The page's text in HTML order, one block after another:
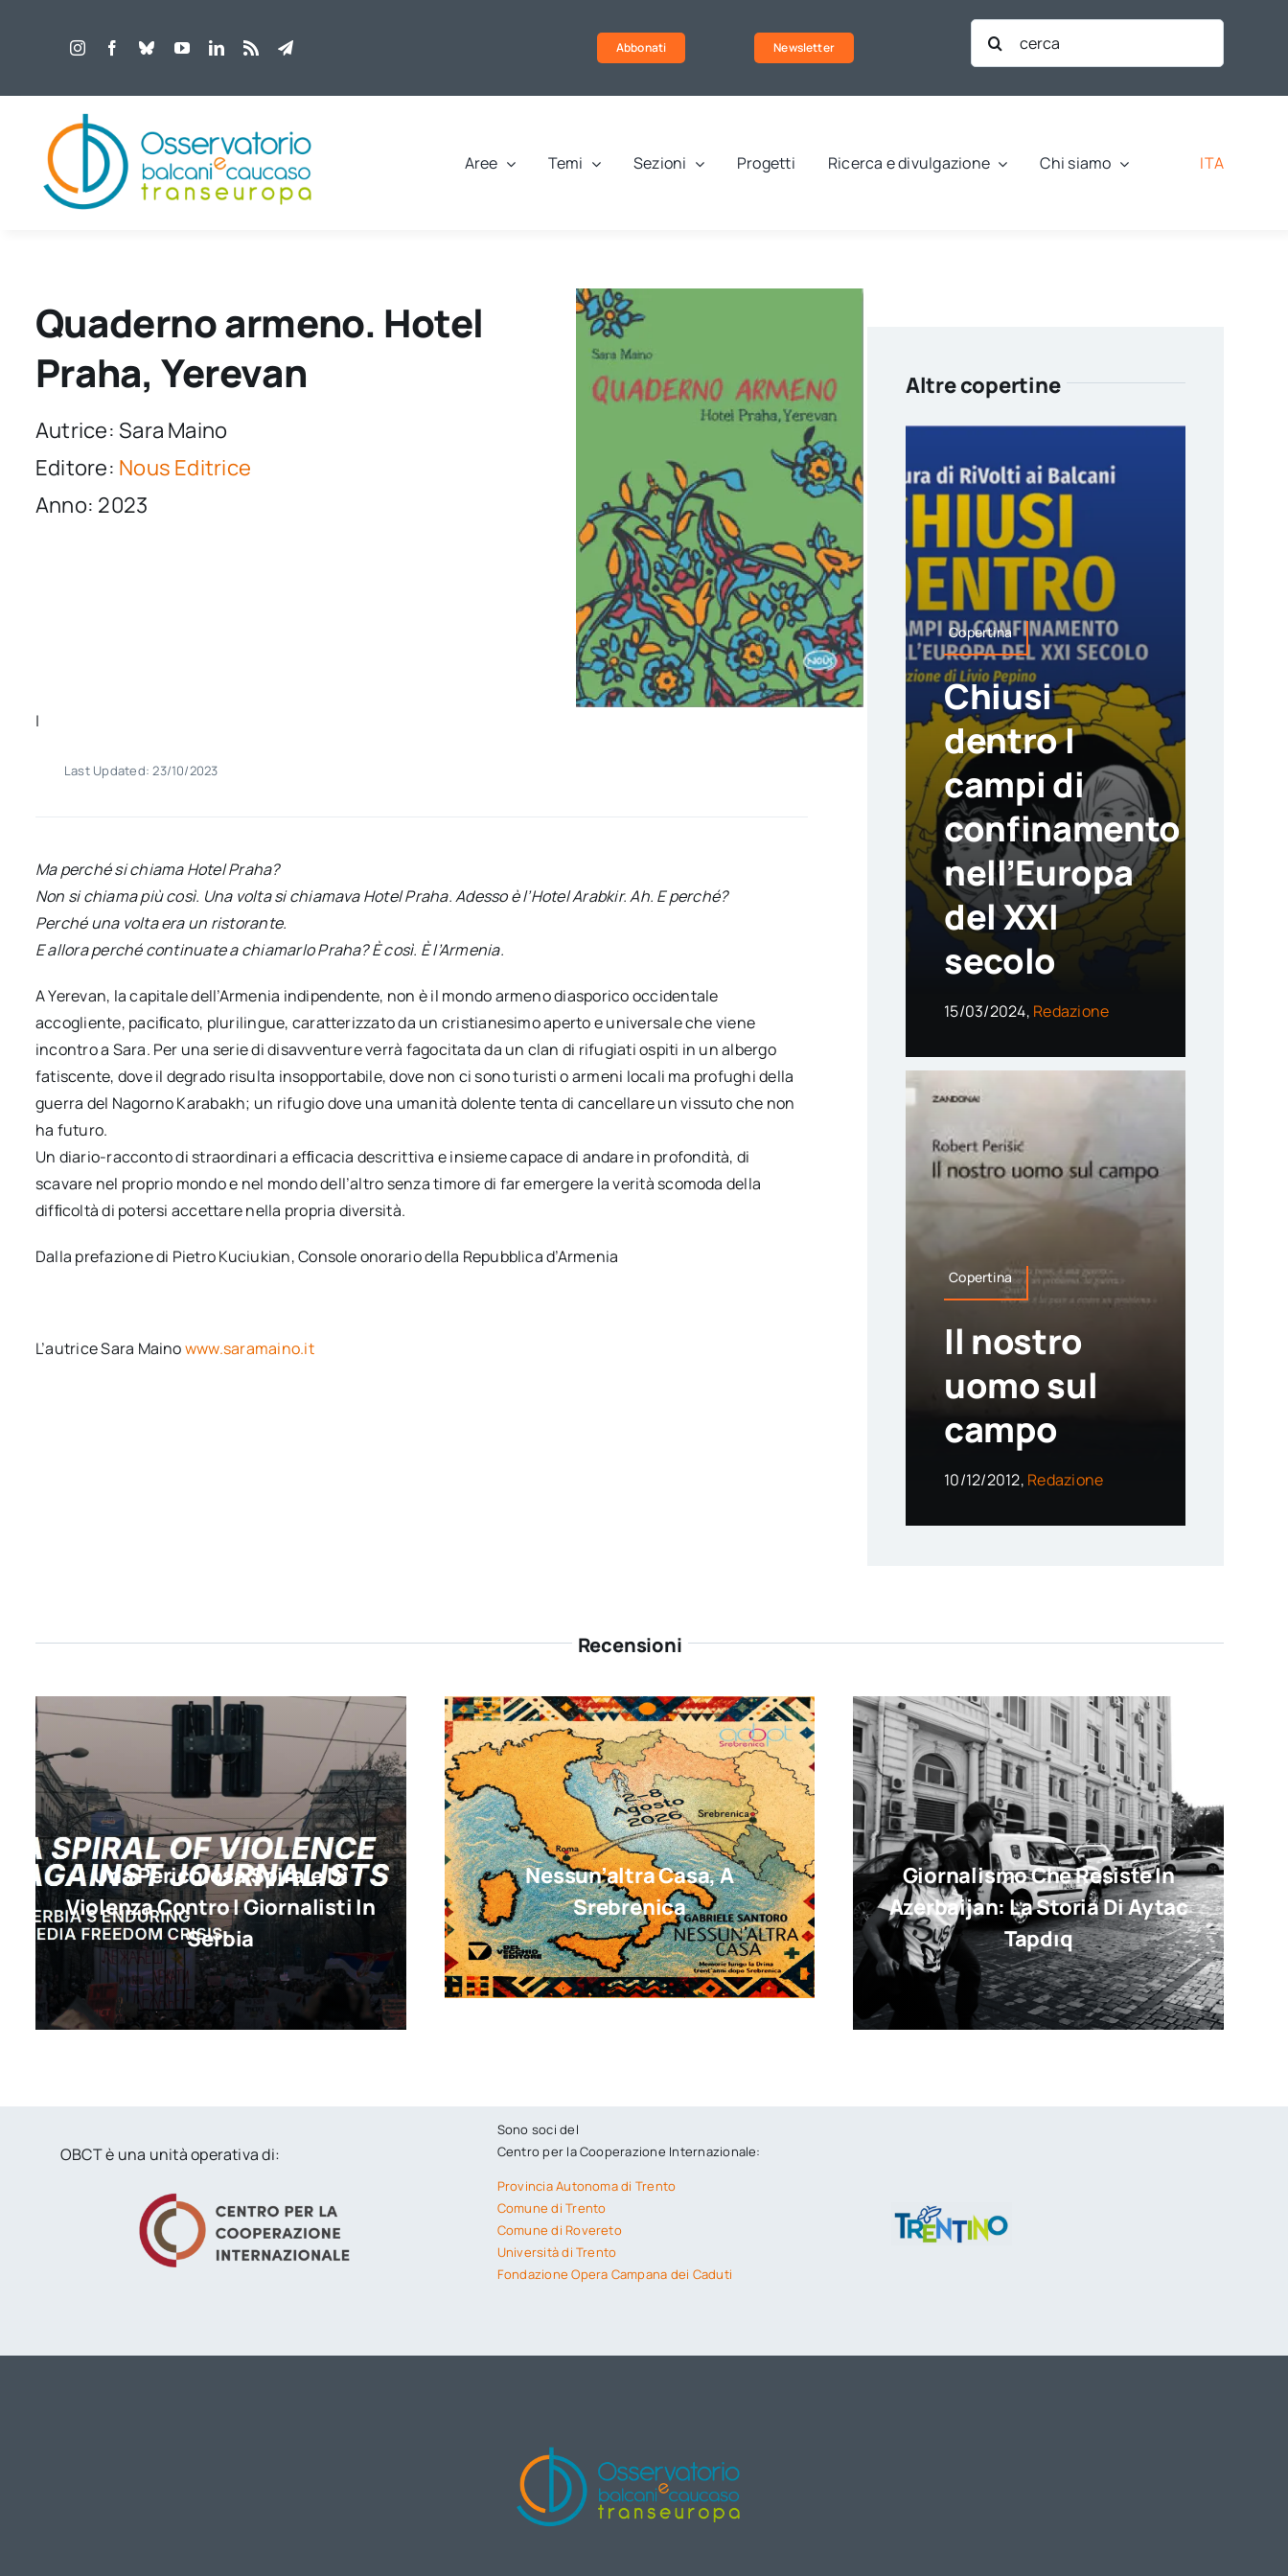
Abbonati Newsletter
Cerca
per:
Aree Temi Sezioni Progetti Ricerca e divulgazione Chi siamo ITA
Quaderno armeno. Hotel
Praha, Yerevan
Autrice: Sara Maino
Editore: Nous Editrice
Anno: 2023
|
Last Updated: 23/10/2023
Ma perché si chiama Hotel Praha?
Non si chiama più così. Una volta si chiamava Hotel Praha. Adesso è l’Hotel Arabkir. Ah. E perché?
Perché una volta era un ristorante.
E allora perché continuate a chiamarlo Praha? È così. È l’Armenia.
A Yerevan, la capitale dell’Armenia indipendente, non è il mondo armeno diasporico occidentale
accogliente, paciﬁcato, plurilingue, caratterizzato da un cristianesimo aperto e universale che viene
incontro a Sara. Per una serie di disavventure verrà fagocitata da un clan di rifugiati ospiti in un albergo
fatiscente, dove il degrado risulta insopportabile, dove non ci sono turisti o armeni locali ma profughi della
guerra del Nagorno Karabakh; un rifugio dove una umanità dolente tenta di cancellare un vissuto che non
ha futuro.
Un diario-racconto di straordinari a efﬁcacia descrittiva e insieme capace di andare in profondità, di
scavare nel proprio mondo e nel mondo dell’altro senza timore di far emergere la verità scomoda della
difﬁcoltà di potersi accettare nella propria diversità.
Dalla prefazione di Pietro Kuciukian, Console onorario della Repubblica d’Armenia
L’autrice Sara Mainowww.saramaino.it
Altre copertine
Copertina
Chiusi
dentro I
campi di
confinamento
nell’Europa
del XXI
secolo
15/03/2024, Redazione
Copertina
Il nostro
uomo sul
campo
10/12/2012, Redazione
Recensioni
Una Pericolosa Spirale Di
Violenza Contro I Giornalisti In
Serbia
Nessun’altra Casa, A
Srebrenica
Giornalismo Che Resiste In
Azerbaijan: La Storia Di Aytac
Tapdıq
OBCT è una unità operativa di:
Sono soci del
Centro per la Cooperazione Internazionale:
Provincia Autonoma di Trento
Comune di Trento
Comune di Rovereto
Università di Trento
Fondazione Opera Campana dei Caduti